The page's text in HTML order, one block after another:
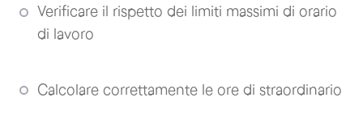
Verificare il rispetto dei limiti massimi di orario
di lavoro
Calcolare correttamente le ore di straordinario